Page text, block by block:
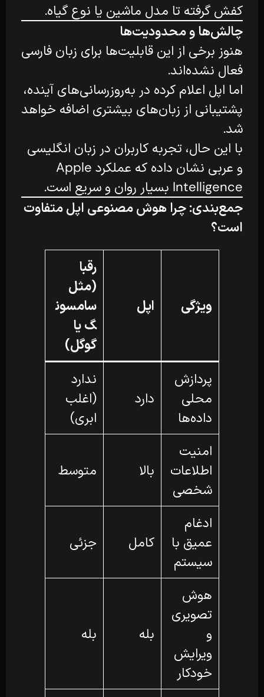
کفش گرفته تا مدل ماشین یا نوع گیاه.
چالش‌ها و محدودیت‌ها
هنوز برخی از این قابلیت‌ها برای زبان فارسی
فعال نشده‌اند.
اما اپل اعلام کرده در به‌روزرسانی‌های آینده،
پشتیبانی از زبان‌های بیشتری اضافه خواهد
شد.
با این حال، تجربه کاربران در زبان انگلیسی
و عربی نشان داده که عملکرد Apple
Intelligence بسیار روان و سریع است.
جمع‌بندی: چرا هوش مصنوعی اپل متفاوت
است؟
ویژگی اپل
رقبا
(مثل
سامسون
گ یا
گوگل)
پردازش
محلی
داده‌ها
دارد
ندارد
(اغلب
ابری)
امنیت
اطلاعات
شخصی
بالا متوسط
ادغام
عمیق با
سیستم
کامل جزئی
هوش
تصویری
و
ویرایش
خودکار
بله بله